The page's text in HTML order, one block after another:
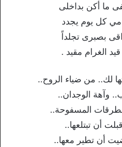
ما أكن بداخلى
كل يوم يجدد
بصبرى تجلداً
الغرام مقيد .
لك.. من ضياء الروح..
وآهة الوجدان..
المسفوحة..
أن تبتلعها..
أن تطير معها..